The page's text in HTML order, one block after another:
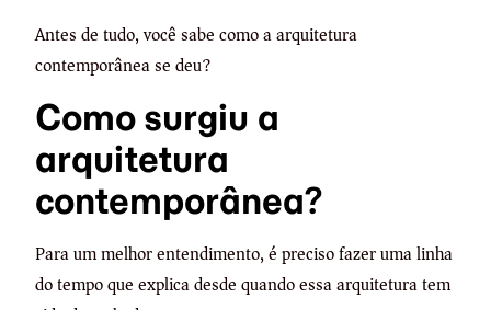
Antes de tudo, você sabe como a arquitetura
contemporânea se deu?
Como surgiu a
arquitetura
contemporânea?
Para um melhor entendimento, é preciso fazer uma linha
do tempo que explica desde quando essa arquitetura tem